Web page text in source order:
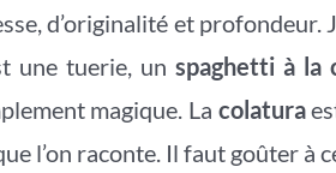
d’originalité et profondeur.
une tuerie, un spaghetti à la
magique. La colatura
l’on raconte. Il faut goûter à